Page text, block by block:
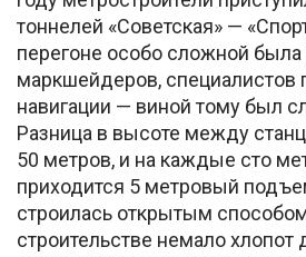
тоннелей «Советская» —
перегоне особо сложной была
маркшейдеров, специалистов
навигации — виной тому был
Разница в высоте между
50 метров, и на каждые сто
приходится 5 метровый
строилась открытым
строительстве немало хлопот